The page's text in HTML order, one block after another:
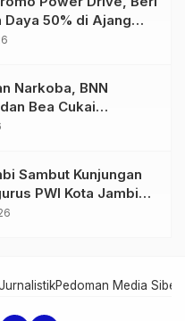
Daya 50% di Ajang
Narkoba, BNN
Bea Cukai
Pelaku beserta
Sambut Kunjungan
PWI Kota Jambi
Kolaborasi
Pedoman Media Siber